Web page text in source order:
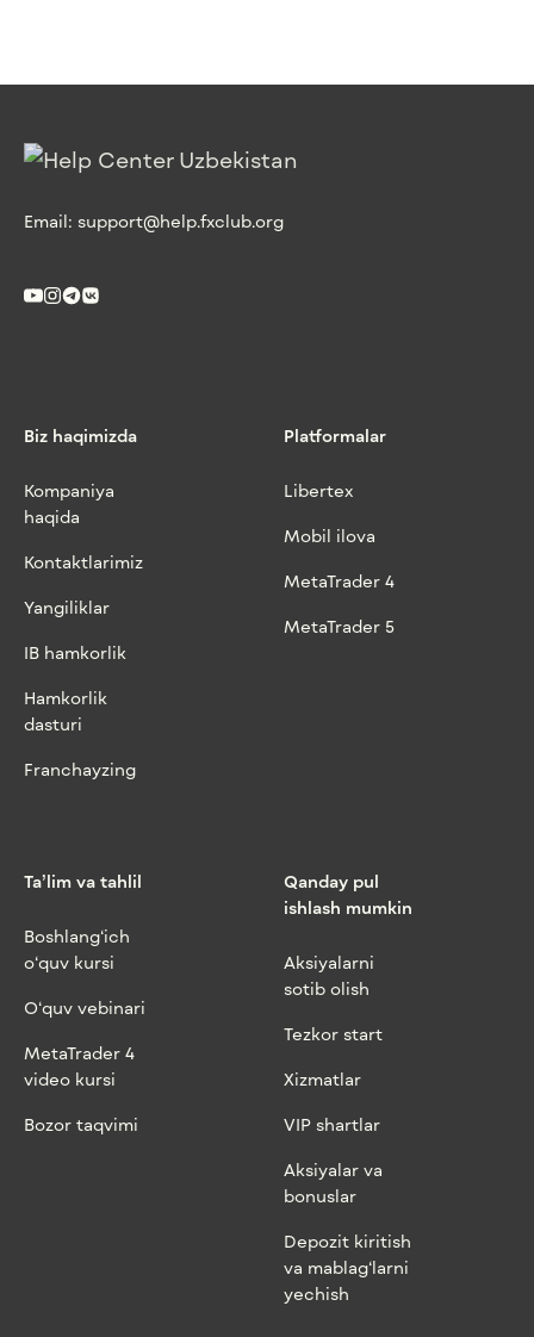
Email: support@help.fxclub.org
Biz haqimizda
Kompaniya
haqida
Kontaktlarimiz
Yangiliklar
IB hamkorlik
Hamkorlik
dasturi
Franchayzing
Platformalar
Libertex
Mobil ilova
MetaTrader 4
MetaTrader 5
Ta’lim va tahlil
Boshlang‘ich
o‘quv kursi
O‘quv vebinari
MetaTrader 4
video kursi
Bozor taqvimi
Qanday pul
ishlash mumkin
Aksiyalarni
sotib olish
Tezkor start
Xizmatlar
VIP shartlar
Aksiyalar va
bonuslar
Depozit kiritish
va mablag‘larni
yechish